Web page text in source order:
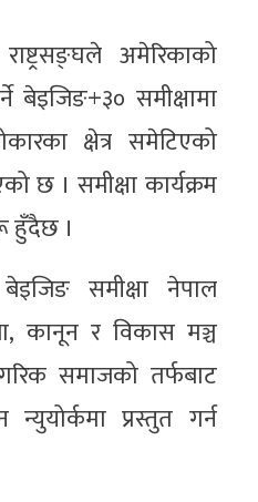
अमेरिकाको
बेइजिङ+३० समीक्षामा
क्षेत्र समेटिएको
छ । समीक्षा कार्यक्रम
हुँदैछ ।
समीक्षा नेपाल
कानून र विकास मञ्च
समाजको तर्फबाट
न्युयोर्कमा प्रस्तुत गर्न